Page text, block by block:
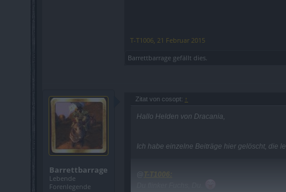
T-T1006, 21 Februar 2015
Barrettbarrage gefällt dies.
Barrettbarrage
Lebende
Forenlegende
Zitat von cosopt: ↑
Hallo Helden von Dracania,
Ich habe einzelne Beiträge hier gelöscht, die
T-T1006: